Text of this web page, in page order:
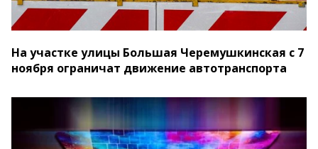
На участке улицы Большая Черемушкинская с 7
ноября ограничат движение автотранспорта